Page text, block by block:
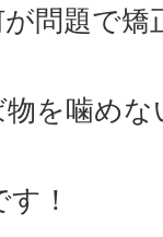
問題で矯
を噛め
！